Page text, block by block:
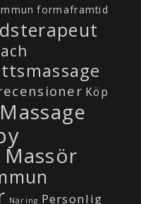
formaframtid
Köp
Massage
Massör
Näring Personlig